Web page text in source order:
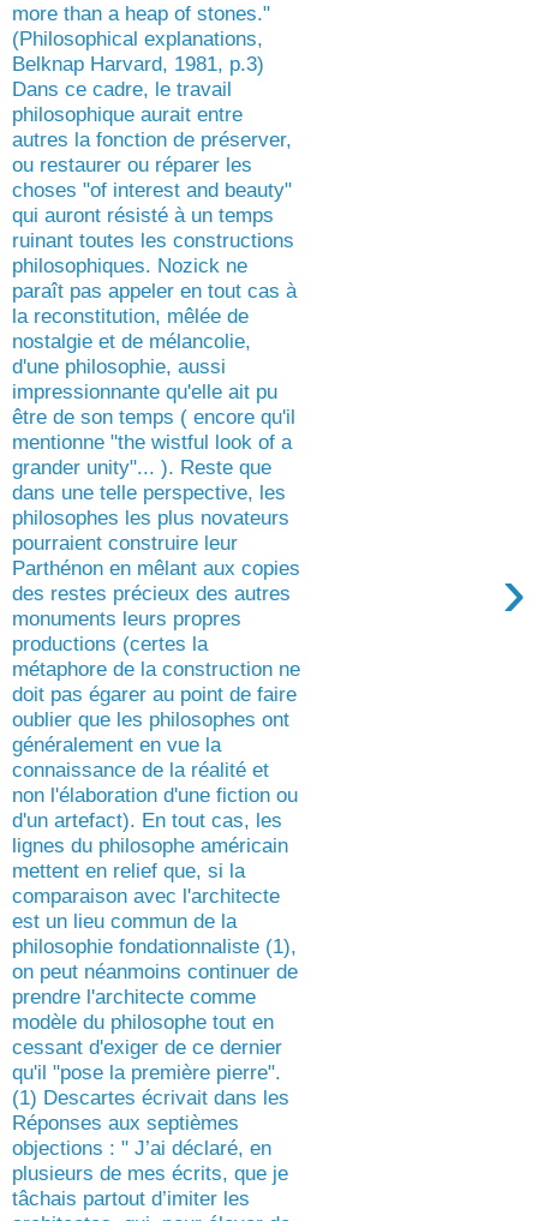
more than a heap of stones."
(Philosophical explanations,
Belknap Harvard, 1981, p.3)
Dans ce cadre, le travail
philosophique aurait entre
autres la fonction de préserver,
ou restaurer ou réparer les
choses "of interest and beauty"
qui auront résisté à un temps
ruinant toutes les constructions
philosophiques. Nozick ne
paraît pas appeler en tout cas à
la reconstitution, mêlée de
nostalgie et de mélancolie,
d'une philosophie, aussi
impressionnante qu'elle ait pu
être de son temps ( encore qu'il
mentionne "the wistful look of a
grander unity"... ). Reste que
dans une telle perspective, les
philosophes les plus novateurs
pourraient construire leur
Parthénon en mêlant aux copies
des restes précieux des autres
monuments leurs propres
productions (certes la
métaphore de la construction ne
doit pas égarer au point de faire
oublier que les philosophes ont
généralement en vue la
connaissance de la réalité et
non l'élaboration d'une fiction ou
d'un artefact). En tout cas, les
lignes du philosophe américain
mettent en relief que, si la
comparaison avec l'architecte
est un lieu commun de la
philosophie fondationnaliste (1),
on peut néanmoins continuer de
prendre l'architecte comme
modèle du philosophe tout en
cessant d'exiger de ce dernier
qu'il "pose la première pierre".
(1) Descartes écrivait dans les
Réponses aux septièmes
objections : " J’ai déclaré, en
plusieurs de mes écrits, que je
tâchais partout d’imiter les
›